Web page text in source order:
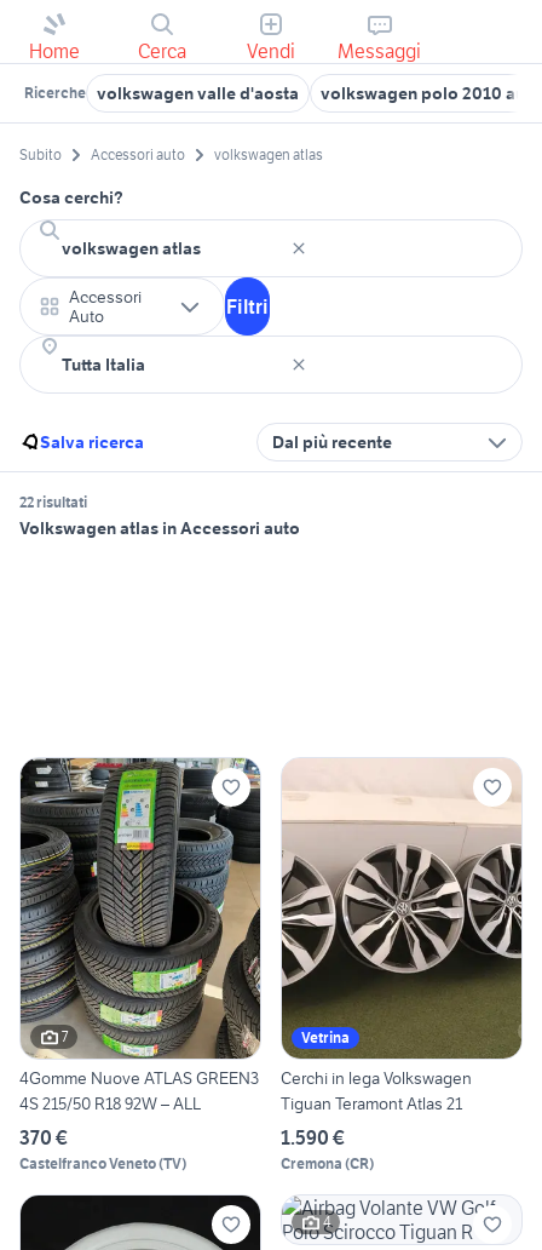
Home Cerca Vendi Messaggi
Ricerche volkswagen valle d'aosta volkswagen polo 2010 auto
Subito Accessori auto volkswagen atlas
Cosa cerchi?
Accessori
Auto
Filtri
Salva ricerca Dal più recente
22 risultati
Volkswagen atlas in Accessori auto
7
4Gomme Nuove ATLAS GREEN3
4S 215/50 R18 92W – ALL
370 €
Castelfranco Veneto(TV)
Vetrina
Cerchi in lega Volkswagen
Tiguan Teramont Atlas 21
1.590 €
Cremona (CR)
4